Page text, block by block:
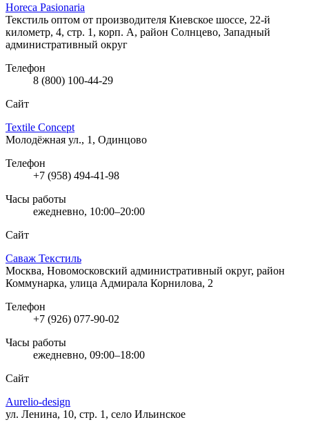
Horeca Pasionaria
Текстиль оптом от производителя Киевское шоссе, 22-й
километр, 4, стр. 1, корп. А, район Солнцево, Западный
административный округ
Телефон
8 (800) 100-44-29
Сайт
Textile Concept
Молодёжная ул., 1, Одинцово
Телефон
+7 (958) 494-41-98
Часы работы
ежедневно, 10:00–20:00
Сайт
Саваж Текстиль
Москва, Новомосковский административный округ, район
Коммунарка, улица Адмирала Корнилова, 2
Телефон
+7 (926) 077-90-02
Часы работы
ежедневно, 09:00–18:00
Сайт
Aurelio-design
ул. Ленина, 10, стр. 1, село Ильинское